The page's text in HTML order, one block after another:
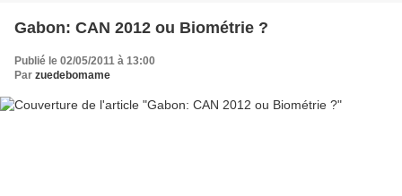
Gabon: CAN 2012 ou Biométrie ?
Publié le 02/05/2011 à 13:00
Par zuedebomame